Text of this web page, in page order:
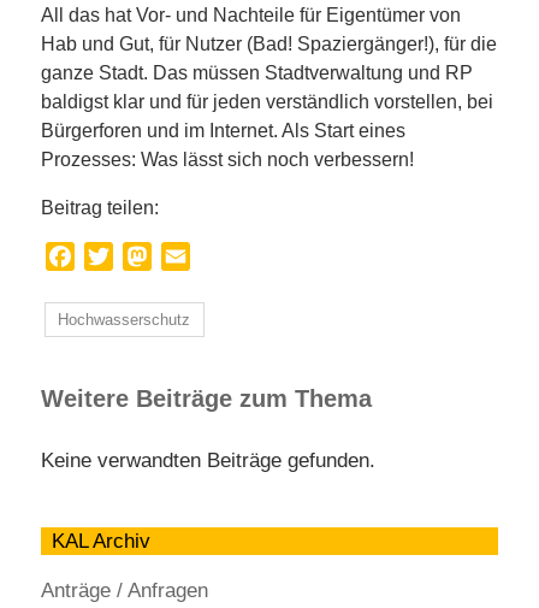
All das hat Vor- und Nachteile für Eigentümer von
Hab und Gut, für Nutzer (Bad! Spaziergänger!), für die
ganze Stadt. Das müssen Stadtverwaltung und RP
baldigst klar und für jeden verständlich vorstellen, bei
Bürgerforen und im Internet. Als Start eines
Prozesses: Was lässt sich noch verbessern!
Beitrag teilen:
Facebook
TwitterMastodon
Hochwasserschutz
Weitere Beiträge zum Thema
Keine verwandten Beiträge gefunden.
KAL Archiv
Anträge / Anfragen